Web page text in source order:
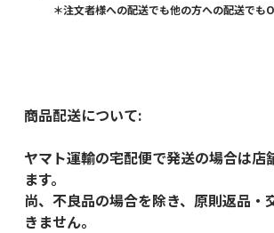
＊注文者様への配送でも他の方への配送でも
商品配送について:
ヤマト運輸の宅配便で発送の場合は店
ます。
尚、不良品の場合を除き、原則返品・
きません。